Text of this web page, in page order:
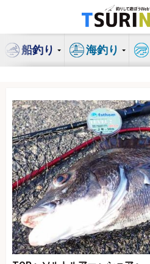
ン
船釣り 海釣り